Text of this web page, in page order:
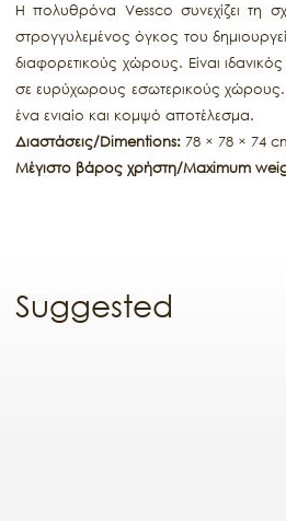
Η πολυθρόνα Vessco συνεχίζει τη
στρογγυλεμένος όγκος του
διαφορετικούς χώρους. Είναι
σε ευρύχωρους εσωτερικούς χώρους.
ένα ενιαίο και κομψό αποτέλεσμα.
Διαστάσεις/Dimentions: 78 × 78 × 74
Μέγιστο βάρος χρήστη/Maximum
Suggested